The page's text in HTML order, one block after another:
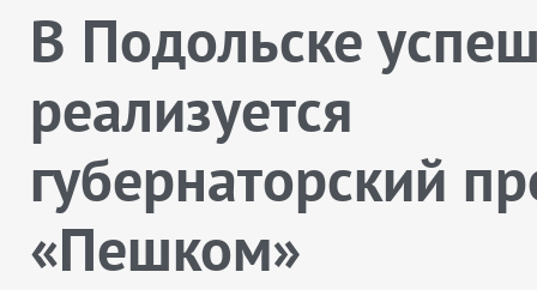
В Подольске
реализуется
губернаторский
«Пешком»